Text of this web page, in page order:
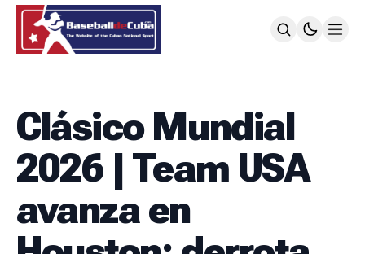
MLB
TODOS LOS JUEGOS
SIGUIENDO A LOS CUBANOS
CALENDARIO
Clásico Mundial
2026 | Team USA
avanza en